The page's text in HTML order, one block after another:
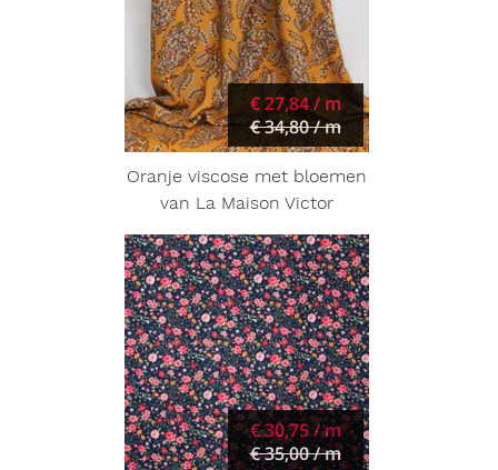
€ 27,84 / m
€ 34,80 / m
Oranje viscose met bloemen
van La Maison Victor
€ 30,75 / m
€ 35,00 / m